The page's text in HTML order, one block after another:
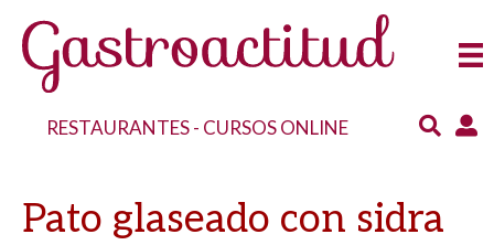
RESTAURANTES- CURSOS ONLINE
Pato glaseado con sidra